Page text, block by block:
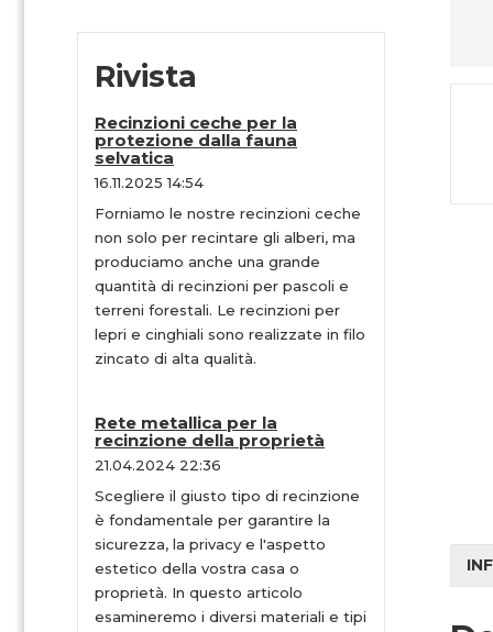
Rivista
Recinzioni ceche per la
protezione dalla fauna
selvatica
16.11.2025 14:54
Forniamo le nostre recinzioni ceche
non solo per recintare gli alberi, ma
produciamo anche una grande
quantità di recinzioni per pascoli e
terreni forestali. Le recinzioni per
lepri e cinghiali sono realizzate in filo
zincato di alta qualità.
Rete metallica per la
recinzione della proprietà
21.04.2024 22:36
Scegliere il giusto tipo di recinzione
è fondamentale per garantire la
sicurezza, la privacy e l'aspetto
estetico della vostra casa o
proprietà. In questo articolo
esamineremo i diversi materiali e tipi